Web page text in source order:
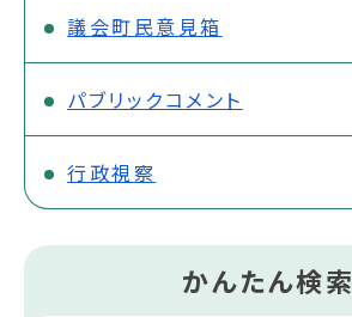
議会町民意見箱
パブリックコメント
行政視察
かんたん検索